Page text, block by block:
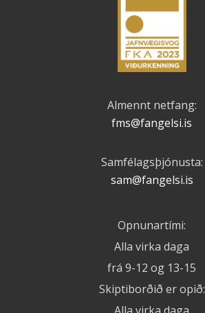
Almennt netfang:
fms@fangelsi.is
Samfélagsþjónusta:
sam@fangelsi.is
Opnunartími:
Alla virka daga
frá 9-12 og 13-15
Skiptiborðið er opið: